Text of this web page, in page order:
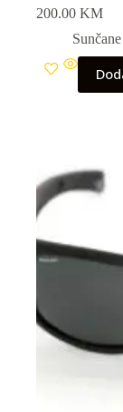
200.00 KM